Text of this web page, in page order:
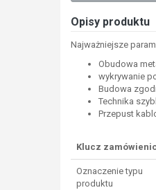
Opisy produktu
Najważniejsze
Obudowa
wykrywanie
Budowa
Technika
Przepust
Klucz
Oznaczenie typu
produktu